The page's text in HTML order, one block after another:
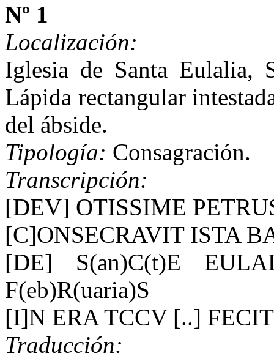
Nº 1
Localización:
Iglesia de Santa Eulalia,
Lápida rectangular
del ábside.
Tipología: Consagración.
Transcripción:
[DEV] OTISSIME
[C]ONSECRAVIT ISTA
[DE] S(an)C(t)E
F(eb)R(uaria)S
[I]N ERA TCCV [..] FECIT
Traducción: